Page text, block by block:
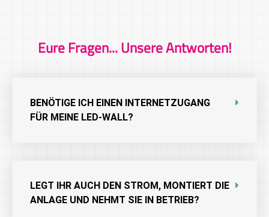
Eure Fragen... Unsere Antworten!
BENÖTIGE ICH EINEN INTERNETZUGANG
FÜR MEINE LED-WALL?
LEGT IHR AUCH DEN STROM, MONTIERT DIE
ANLAGE UND NEHMT SIE IN BETRIEB?